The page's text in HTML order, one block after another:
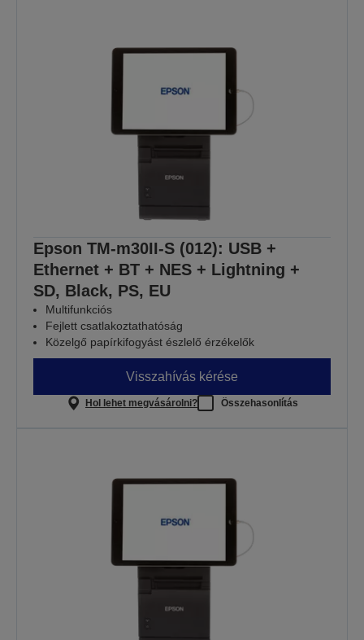
Epson TM-m30II-S (012): USB +
Ethernet + BT + NES + Lightning +
SD, Black, PS, EU
Multifunkciós
Fejlett csatlakoztathatóság
Közelgő papírkifogyást észlelő érzékelők
Visszahívás kérése
Hol lehet megvásárolni? Összehasonlítás